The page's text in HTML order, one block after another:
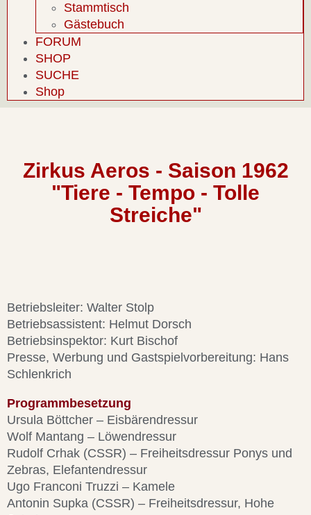
Stammtisch
Gästebuch
FORUM
SHOP
SUCHE
Shop
Zirkus Aeros - Saison 1962
"Tiere - Tempo - Tolle
Streiche"
Betriebsleiter: Walter Stolp
Betriebsassistent: Helmut Dorsch
Betriebsinspektor: Kurt Bischof
Presse, Werbung und Gastspielvorbereitung: Hans
Schlenkrich
Programmbesetzung
Ursula Böttcher – Eisbärendressur
Wolf Mantang – Löwendressur
Rudolf Crhak (CSSR) – Freiheitsdressur Ponys und
Zebras, Elefantendressur
Ugo Franconi Truzzi – Kamele
Antonin Supka (CSSR) – Freiheitsdressur, Hohe